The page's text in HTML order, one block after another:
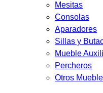
Mesitas
Consolas
Aparadores
Sillas y
Mueble
Percheros
Otros